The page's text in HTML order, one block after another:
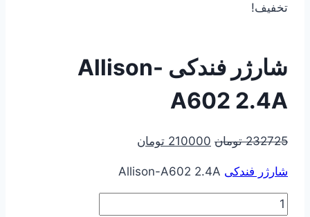
تخفیف!
شارژر فندکی Allison-
A602 2.4A
232725 تومان قیمت
232725 تومان
بود.
210000 تومان
است.
شارژر فندکی
شارژر